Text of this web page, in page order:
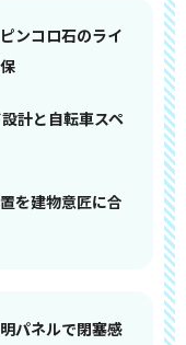
ンコロ石のライ
計と自転車スペ
を建物意匠に合
パネルで閉塞感